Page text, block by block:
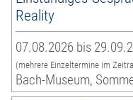
Reality
07.08.2026 bis
(mehrere Einzeltermine im
Bach-Museum,